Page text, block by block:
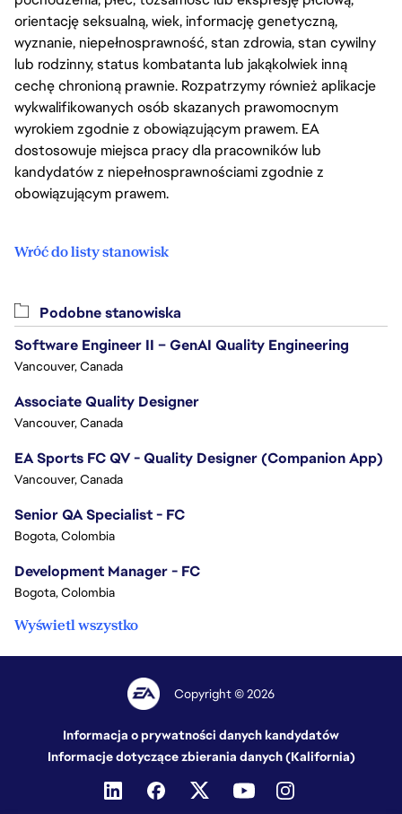
orientację seksualną, wiek, informację genetyczną,
wyznanie, niepełnosprawność, stan zdrowia, stan cywilny
lub rodzinny, status kombatanta lub jakąkolwiek inną
cechę chronioną prawnie. Rozpatrzymy również aplikacje
wykwalifikowanych osób skazanych prawomocnym
wyrokiem zgodnie z obowiązującym prawem. EA
dostosowuje miejsca pracy dla pracowników lub
kandydatów z niepełnosprawnościami zgodnie z
obowiązującym prawem.
Wróć do listy stanowisk
Podobne stanowiska
Software Engineer II – GenAI Quality Engineering
Vancouver, Canada
Associate Quality Designer
Vancouver, Canada
EA Sports FC QV - Quality Designer (Companion App)
Vancouver, Canada
Senior QA Specialist - FC
Bogota, Colombia
Development Manager - FC
Bogota, Colombia
Wyświetl wszystko
Copyright © 2026
Informacja o prywatności danych kandydatów
Informacje dotyczące zbierania danych (Kalifornia)